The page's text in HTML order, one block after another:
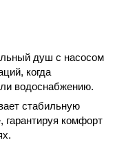
душ с насосом
когда
водоснабжению.
стабильную
гарантируя комфорт